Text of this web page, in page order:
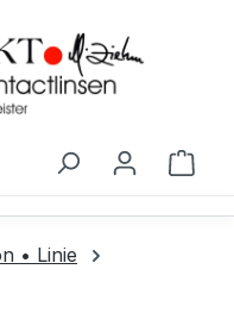
• Linie